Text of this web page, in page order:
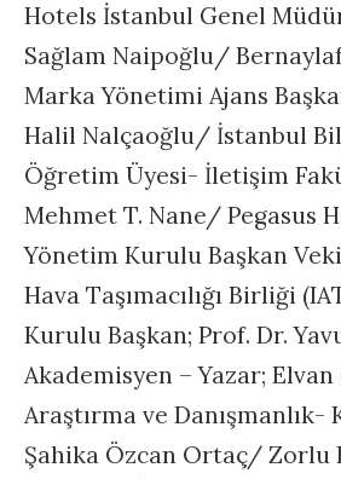
Hotels İstanbul Genel
Sağlam Naipoğlu/
Marka Yönetimi Ajans
Halil Nalçaoğlu/ İstanbul
Öğretim Üyesi- İletişim
Mehmet T. Nane/ Pegasus
Yönetim Kurulu Başkan
Hava Taşımacılığı Birliği
Kurulu Başkan; Prof. Dr.
Akademisyen – Yazar;
Araştırma ve Danışmanlık-
Şahika Özcan Ortaç/ Zorlu